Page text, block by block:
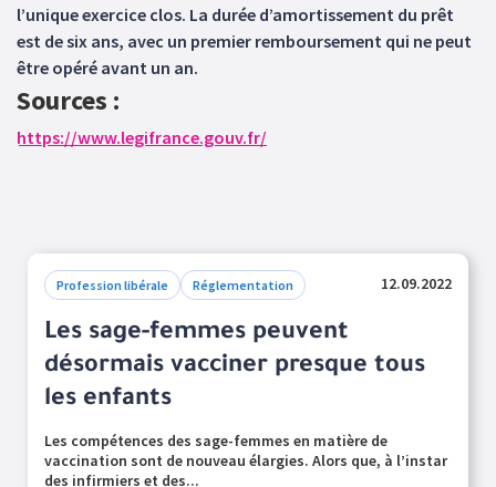
l’unique exercice clos. La durée d’amortissement du prêt
est de six ans, avec un premier remboursement qui ne peut
être opéré avant un an.
Sources :
https://www.legifrance.gouv.fr/
Profession libérale Réglementation 12.09.2022
Les sage-femmes peuvent
désormais vacciner presque tous
les enfants
Les compétences des sage-femmes en matière de
vaccination sont de nouveau élargies. Alors que, à l’instar
des infirmiers et des...